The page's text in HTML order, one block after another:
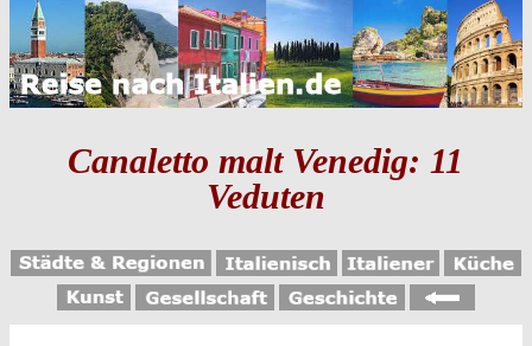
Canaletto malt Venedig: 11
Veduten